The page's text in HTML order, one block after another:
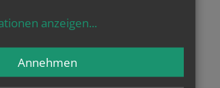
anzeigen...
Annehmen